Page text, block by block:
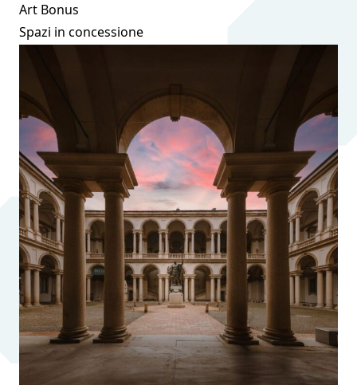
Art Bonus
Spazi in concessione